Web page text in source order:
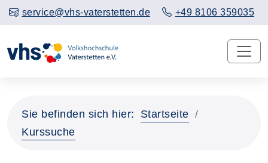
service@vhs-vaterstetten.de +49 8106 359035
Sie befinden sich hier:
Startseite
Kurssuche